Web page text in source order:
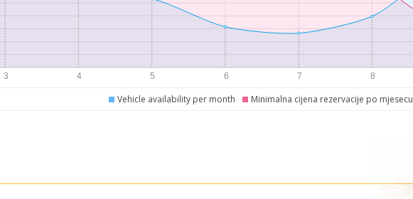
Vehicle availability per month Minimalna cijena rezervacije po mjesecu